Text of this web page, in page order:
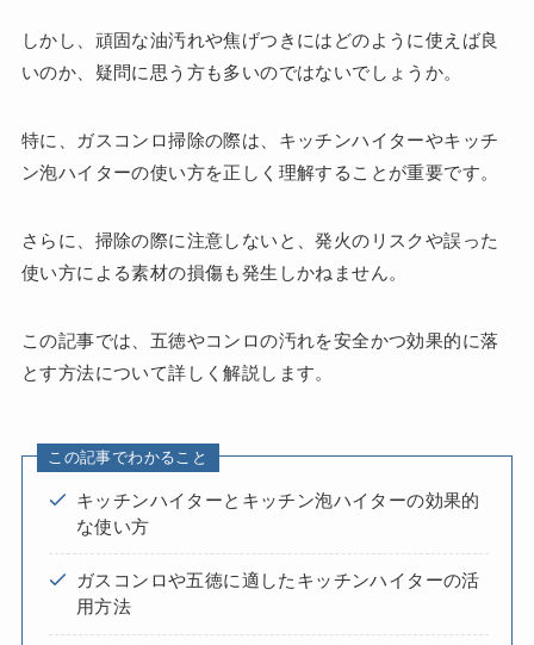
しかし、頑固な油汚れや焦げつきにはどのように使えば良
いのか、疑問に思う方も多いのではないでしょうか。
特に、ガスコンロ掃除の際は、キッチンハイターやキッチ
ン泡ハイターの使い方を正しく理解することが重要です。
さらに、掃除の際に注意しないと、発火のリスクや誤った
使い方による素材の損傷も発生しかねません。
この記事では、五徳やコンロの汚れを安全かつ効果的に落
とす方法について詳しく解説します。
この記事でわかること
キッチンハイターとキッチン泡ハイターの効果的
な使い方
ガスコンロや五徳に適したキッチンハイターの活
用方法